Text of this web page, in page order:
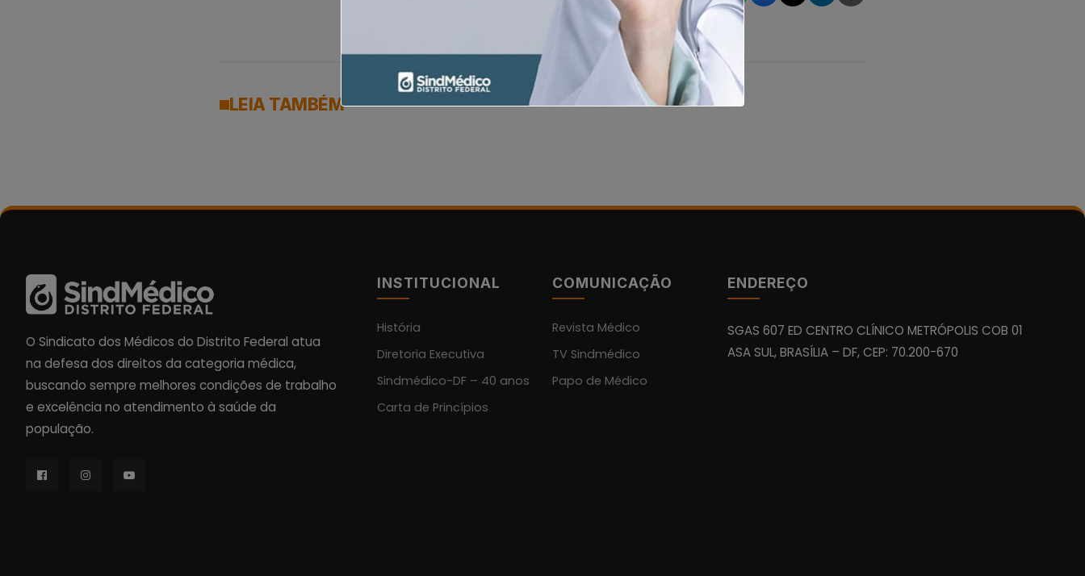
LEIA TAMBÉM
O Sindicato dos Médicos do Distrito Federal atua
na defesa dos direitos da categoria médica,
buscando sempre melhores condições de trabalho
e excelência no atendimento à saúde da
população.
INSTITUCIONAL
História
Diretoria Executiva
Sindmédico-DF – 40 anos
Carta de Princípios
COMUNICAÇÃO
Revista Médico
TV Sindmédico
Papo de Médico
ENDEREÇO
SGAS 607 ED CENTRO CLÍNICO METRÓPOLIS COB 01
ASA SUL, BRASÍLIA – DF, CEP: 70.200-670